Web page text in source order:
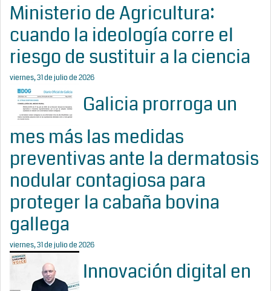
Ministerio de Agricultura:
cuando la ideología corre el
riesgo de sustituir a la ciencia
viernes, 31 de julio de 2026
Galicia prorroga un
mes más las medidas
preventivas ante la dermatosis
nodular contagiosa para
proteger la cabaña bovina
gallega
viernes, 31 de julio de 2026
Innovación digital en